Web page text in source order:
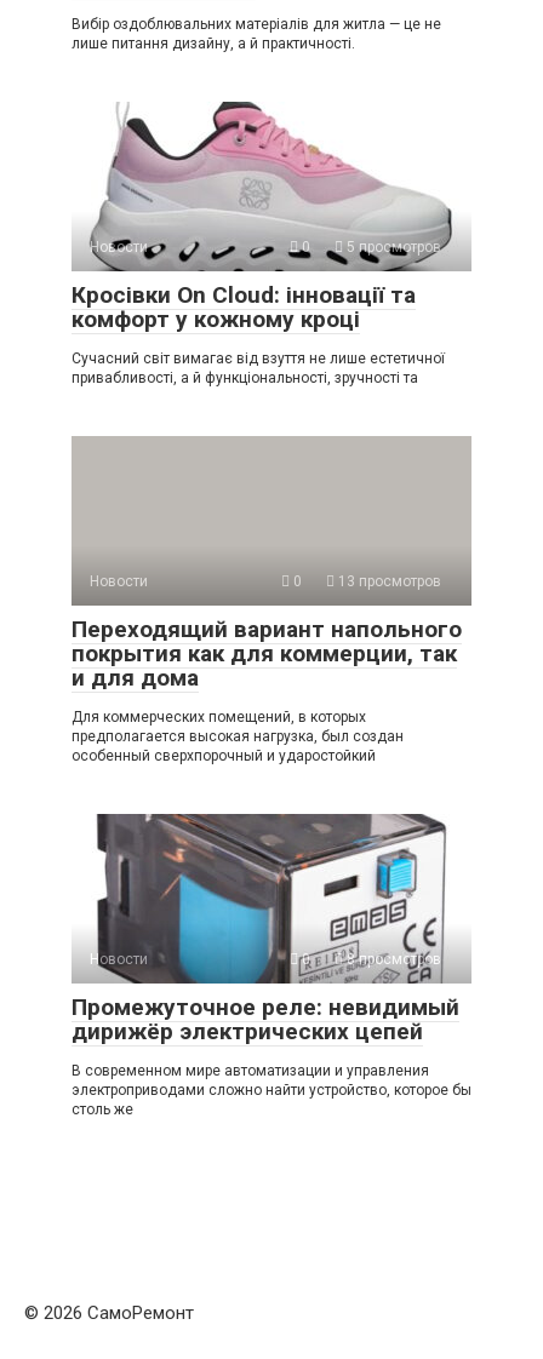
Вибір оздоблювальних матеріалів для житла — це не
лише питання дизайну, а й практичності.
Новости 0 5 просмотров
Кросівки On Cloud: інновації та
комфорт у кожному кроці
Сучасний світ вимагає від взуття не лише естетичної
привабливості, а й функціональності, зручності та
Новости 0 13 просмотров
Переходящий вариант напольного
покрытия как для коммерции, так
и для дома
Для коммерческих помещений, в которых
предполагается высокая нагрузка, был создан
особенный сверхпорочный и ударостойкий
Новости 0 8 просмотров
Промежуточное реле: невидимый
дирижёр электрических цепей
В современном мире автоматизации и управления
электроприводами сложно найти устройство, которое бы
столь же
© 2026 СамоРемонт